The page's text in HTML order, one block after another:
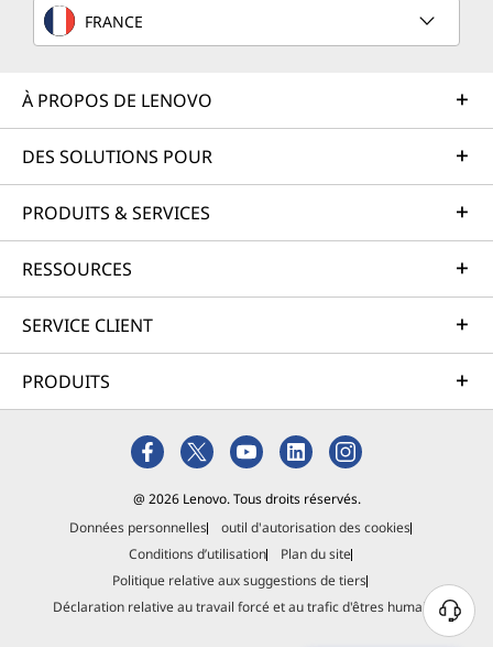
FRANCE
À PROPOS DE LENOVO
DES SOLUTIONS POUR
PRODUITS & SERVICES
RESSOURCES
SERVICE CLIENT
PRODUITS
@ 2026 Lenovo. Tous droits réservés.
Données personnelles
outil d'autorisation des cookies
Conditions d’utilisation
Plan du site
Politique relative aux suggestions de tiers
Déclaration relative au travail forcé et au trafic d'êtres humains